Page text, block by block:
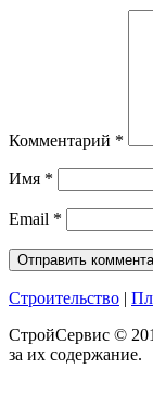
Комментарий *
Имя *
Email *
Строительство |
СтройСервис ©
за их содержание.